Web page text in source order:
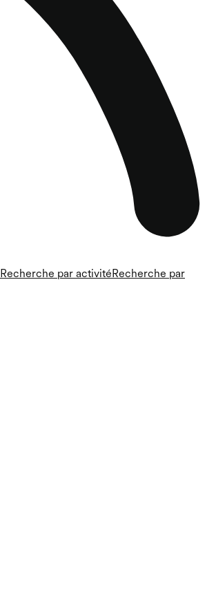
Recherche par activitéRecherche par